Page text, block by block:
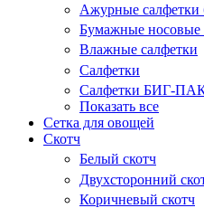
Ажурные
Бумажные носовые
Влажные салфетки
Салфетки
Салфетки БИГ-
Показать все
Сетка для овощей
Скотч
Белый скотч
Двухсторонний
Коричневый скотч